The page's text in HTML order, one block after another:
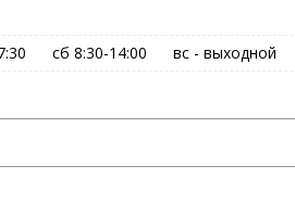
сб 8:30-14:00 вс - выходной